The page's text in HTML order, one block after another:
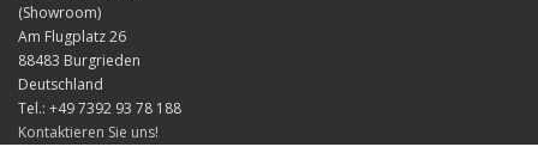
(Showroom)
Am Flugplatz 26
88483 Burgrieden
Deutschland
Tel.: +49 7392 93 78 188
Kontaktieren Sie uns!